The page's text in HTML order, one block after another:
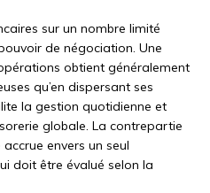
sur un nombre limité
de négociation. Une
obtient généralement
qu’en dispersant ses
la gestion quotidienne et
globale. La contrepartie
envers un seul
doit être évalué selon la